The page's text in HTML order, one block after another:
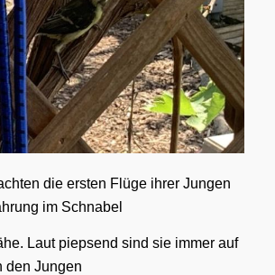
die ersten Flüge ihrer Jungen
im Schnabel
Laut piepsend sind sie immer auf
den Jungen